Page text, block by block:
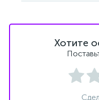
Хотите